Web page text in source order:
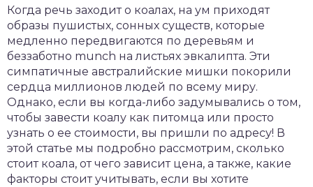
Когда речь заходит о коалах, на ум приходят
образы пушистых, сонных существ, которые
медленно передвигаются по деревьям и
беззаботно munch на листьях эвкалипта. Эти
симпатичные австралийские мишки покорили
сердца миллионов людей по всему миру.
Однако, если вы когда-либо задумывались о том,
чтобы завести коалу как питомца или просто
узнать о ее стоимости, вы пришли по адресу! В
этой статье мы подробно рассмотрим, сколько
стоит коала, от чего зависит цена, а также, какие
факторы стоит учитывать, если вы хотите